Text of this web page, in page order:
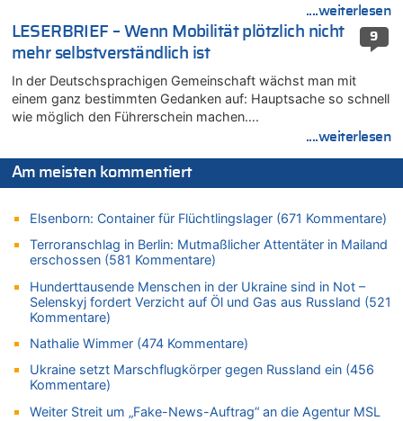
Eschweiler: 16-Jähriger soll seine Oma ermordet haben
08.08.2026 - 09:24 von Ermitler zu
Mehrere Menschen in Londons City niedergestochen
AS Eupen: „Keiner weiß, wohin die Reise geht…“
08.08.2026 - 09:02 von Detlef zu
In Belgien missachten zwei von drei Autofahrern das
08.08.2026 - 08:50 von Mungo zu
08.08.2026 - 08:45 von besserwisser zu
Belgier knackt Jackpot bei Lotterie EuroMillions und gewinnt
mehr als 111 Millionen €
08.08.2026 - 08:00 von Strolch zu
AS Eupen: „Keiner weiß, wohin die Reise geht…“
08.08.2026 - 05:07 von Marcel Scholzen Eimerscheid zu
In Belgien missachten zwei von drei Autofahrern das
08.08.2026 - 02:19 von Peter S. zu
....weiterlesen
9
LESERBRIEF – Wenn Mobilität plötzlich nicht
mehr selbstverständlich ist
In der Deutschsprachigen Gemeinschaft wächst man mit
einem ganz bestimmten Gedanken auf: Hauptsache so schnell
wie möglich den Führerschein machen….
....weiterlesen
Am meisten kommentiert
Elsenborn: Container für Flüchtlingslager (671 Kommentare)
Terroranschlag in Berlin: Mutmaßlicher Attentäter in Mailand
erschossen (581 Kommentare)
Hunderttausende Menschen in der Ukraine sind in Not –
Selenskyj fordert Verzicht auf Öl und Gas aus Russland (521
Kommentare)
Nathalie Wimmer (474 Kommentare)
Ukraine setzt Marschflugkörper gegen Russland ein (456
Kommentare)
Weiter Streit um „Fake-News-Auftrag“ an die Agentur MSL